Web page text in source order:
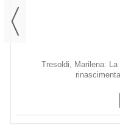
Tresoldi, Marilena: